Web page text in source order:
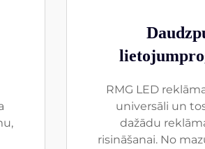
RMG LED
universāli un
dažādu
risināšanai. No